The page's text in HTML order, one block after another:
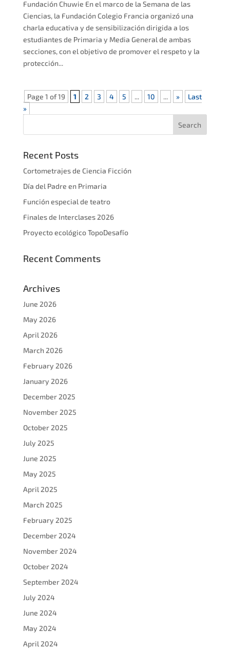
Fundación Chuwie En el marco de la Semana de las
Ciencias, la Fundación Colegio Francia organizó una
charla educativa y de sensibilización dirigida a los
estudiantes de Primaria y Media General de ambas
secciones, con el objetivo de promover el respeto y la
protección...
Page 1 of 19 1 2 3 4 5 ... 10 ... »
Last
»
Recent Posts
Cortometrajes de Ciencia Ficción
Día del Padre en Primaria
Función especial de teatro
Finales de Interclases 2026
Proyecto ecológico TopoDesafío
Recent Comments
Archives
June 2026
May 2026
April 2026
March 2026
February 2026
January 2026
December 2025
November 2025
October 2025
July 2025
June 2025
May 2025
April 2025
March 2025
February 2025
December 2024
November 2024
October 2024
September 2024
July 2024
June 2024
May 2024
April 2024